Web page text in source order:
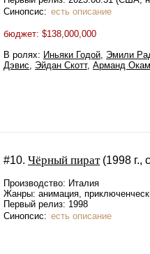
Синопсис: есть описание
бюджет: $138,000,000
В ролях: Иньяки Годой, Эмили
Дэвис, Эйдан Скотт, Арманд
#10. Чёрный пират (1998 г.,
Производство: Италия
Жанры: анимация,
Первый релиз: 1998
Синопсис: есть описание